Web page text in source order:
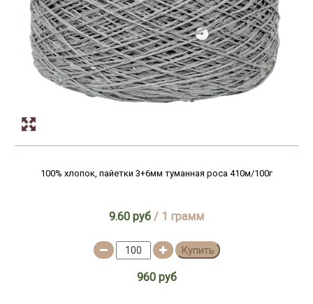
100% хлопок, пайетки 3+6мм туманная роса 410м/100г
9.60 руб / 1 грамм
Купить
960 руб